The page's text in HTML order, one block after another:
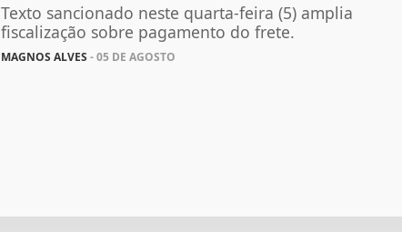
Texto sancionado neste quarta-feira (5) amplia
fiscalização sobre pagamento do frete.
MAGNOS ALVES - 05 DE AGOSTO